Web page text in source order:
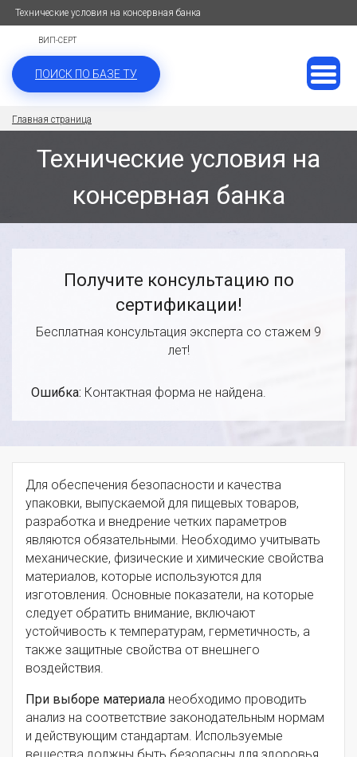
Технические условия на консервная банка
ВИП-СЕРТ
ПОИСК ПО БАЗЕ ТУ
Главная страница
Технические условия на
консервная банка
Получите консультацию по
сертификации!
Бесплатная консультация эксперта со стажем 9
лет!
Ошибка: Контактная форма не найдена.
Для обеспечения безопасности и качества
упаковки, выпускаемой для пищевых товаров,
разработка и внедрение четких параметров
являются обязательными. Необходимо учитывать
механические, физические и химические свойства
материалов, которые используются для
изготовления. Основные показатели, на которые
следует обратить внимание, включают
устойчивость к температурам, герметичность, а
также защитные свойства от внешнего
воздействия.
При выборе материала необходимо проводить
анализ на соответствие законодательным нормам
и действующим стандартам. Используемые